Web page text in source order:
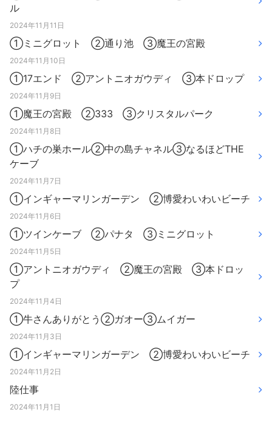
ル
2024年11月11日
①ミニグロット ②通り池 ③魔王の宮殿
2024年11月10日
①17エンド ②アントニオガウディ ③本ドロップ
2024年11月9日
①魔王の宮殿 ②333 ③クリスタルパーク
2024年11月8日
①ハチの巣ホール②中の島チャネル③なるほどTHE
ケーブ
2024年11月7日
①インギャーマリンガーデン ②博愛わいわいビーチ
2024年11月6日
①ツインケーブ ②パナタ ③ミニグロット
2024年11月5日
①アントニオガウディ ②魔王の宮殿 ③本ドロッ
プ
2024年11月4日
①牛さんありがとう②ガオー③ムイガー
2024年11月3日
①インギャーマリンガーデン ②博愛わいわいビーチ
2024年11月2日
陸仕事
2024年11月1日